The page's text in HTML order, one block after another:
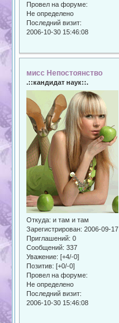
Провел на форуме:
Не определено
Последний визит:
2006-10-30 15:46:08
мисс Непостоянство
.::кандидат наук::.
Откуда: и там и там
Зарегистрирован: 2006-09-17
Приглашений: 0
Сообщений: 337
Уважение: [+4/-0]
Позитив: [+0/-0]
Провел на форуме:
Не определено
Последний визит:
2006-10-30 15:46:08